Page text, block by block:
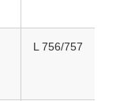
L 756/757